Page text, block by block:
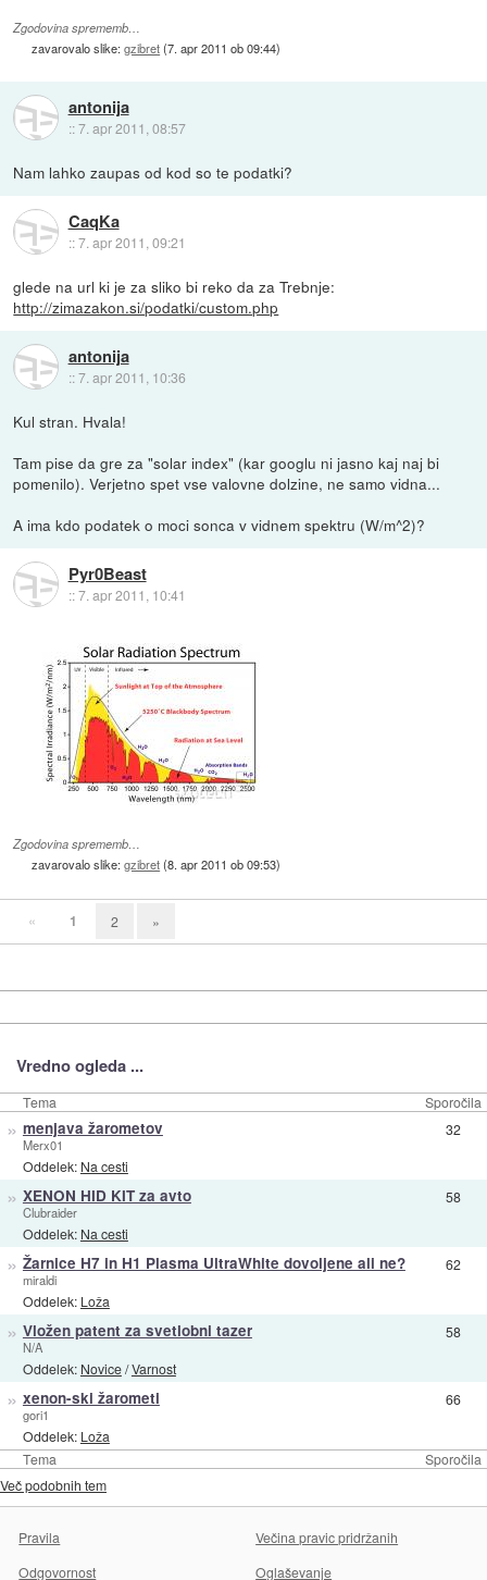
Zgodovina sprememb…
zavarovalo slike:gzibret(7. apr 2011 ob 09:44)
antonija
::7. apr 2011, 08:57
Nam lahko zaupas od kod so te podatki?
CaqKa
::7. apr 2011, 09:21
glede na url ki je za sliko bi reko da za Trebnje:
http://zimazakon.si/podatki/custom.php
antonija
::7. apr 2011, 10:36
Kul stran. Hvala!
Tam pise da gre za "solar index" (kar googlu ni jasno kaj naj bi
pomenilo). Verjetno spet vse valovne dolzine, ne samo vidna...
A ima kdo podatek o moci sonca v vidnem spektru (W/m^2)?
Pyr0Beast
::7. apr 2011, 10:41
Zgodovina sprememb…
zavarovalo slike:gzibret(8. apr 2011 ob 09:53)
« 1 2 »
Vredno ogleda ...
Tema Sporočila
Tema Sporočila
» menjava žarometov
Merx01
Oddelek: Na cesti
32
» XENON HID KIT za avto
Clubraider
Oddelek: Na cesti
58
» Žarnice H7 in H1 Plasma UltraWhite dovoljene ali ne?
miraldi
Oddelek: Loža
62
» Vložen patent za svetlobni tazer
N/A
Oddelek: Novice/Varnost
58
» xenon-ski žarometi
gori1
Oddelek: Loža
66
Več podobnih tem
Pravila
Večina pravic pridržanih
Odgovornost
Oglaševanje